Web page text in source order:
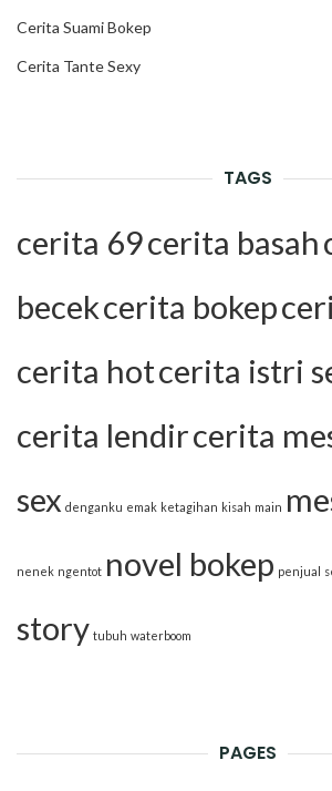
Cerita Suami Bokep
Cerita Tante Sexy
TAGS
cerita 69cerita basah
becekcerita bokep
cerita hotcerita istri
cerita lendircerita
sex denganku emak ketagihan kisah main
nenek ngentot novel bokep penjual
story tubuh waterboom
PAGES